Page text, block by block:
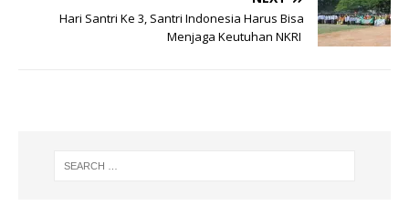
Hari Santri Ke 3, Santri Indonesia Harus Bisa
Menjaga Keutuhan NKRI